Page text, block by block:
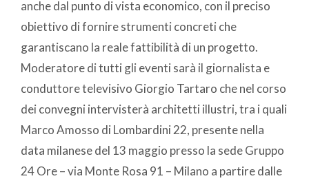
anche dal punto di vista economico, con il preciso
obiettivo di fornire strumenti concreti che
garantiscano la reale fattibilità di un progetto.
Moderatore di tutti gli eventi sarà il giornalista e
conduttore televisivo Giorgio Tartaro che nel corso
dei convegni intervisterà architetti illustri, tra i quali
Marco Amosso di Lombardini 22, presente nella
data milanese del 13 maggio presso la sede Gruppo
24 Ore – via Monte Rosa 91 – Milano a partire dalle